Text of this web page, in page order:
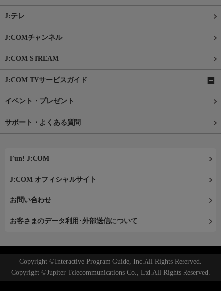
J:テレ
J:COMチャンネル
J:COM STREAM
J:COM TVサービスガイド
イベント・プレゼント
サポート・よくある質問
Fun! J:COM
J:COM オフィシャルサイト
お問い合わせ
お客さまのデータ利用･外部送信について
Copyright ©Interactive Program Guide, Inc.All Rights Reserved.
Copyright ©Jupiter Telecommunications Co., Ltd.All Rights Reserved.